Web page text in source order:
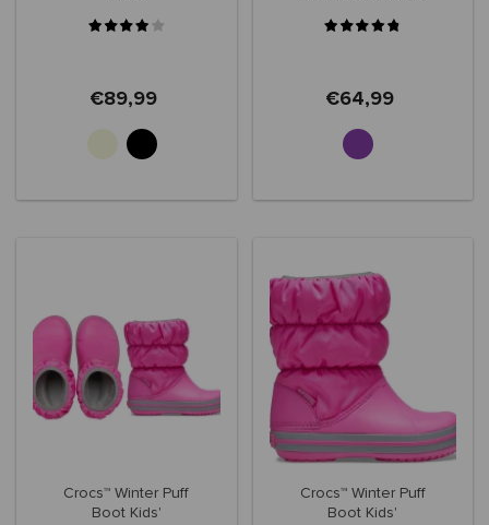
€89,99 €64,99
Crocs™ Winter Puff
Boot Kids'
Crocs™ Winter Puff
Boot Kids'